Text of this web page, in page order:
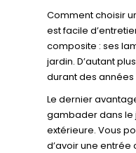
Comment choisir
est facile
composite : ses
jardin. D’autant
durant des
Le dernier
gambader dans le
extérieure. Vous
d’avoir une